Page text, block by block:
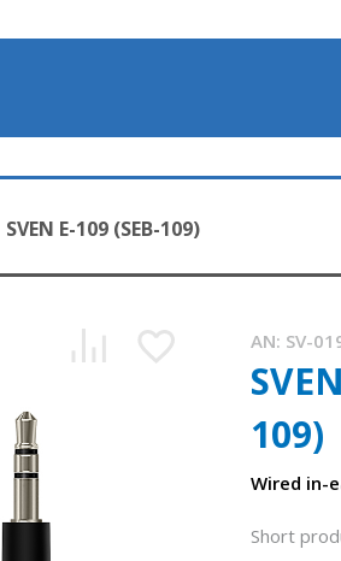
SVEN E-109 (SEB-109)
AN: SV-
109)
Wired in-
Short